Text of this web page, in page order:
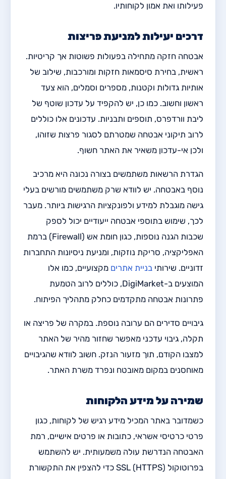
פעילותו ואת אמון לקוחותיו.
דרכים יעילות למניעת פריצות
אבטחה חזקה מתחילה בפעולות פשוטות אך קריטיות.
ראשית, בחירת סיסמאות חזקות ומורכבות, שילוב של
אותיות גדולות וקטנות, מספרים וסמלים, הוא צעד
ראשון וחשוב. כמו כן, יש להקפיד על עדכון שוטף של
ליבת וורדפרס, תוספים ותבניות. עדכונים אלו כוללים
לרוב תיקוני אבטחה שמטרתם לסגור פרצות שזוהו,
ולכן אי-עדכון משאיר את האתר חשוף.
הגדרת הרשאות משתמשים בצורה נכונה היא מרכיב
נוסף באבטחה. יש לוודא שרק משתמשים מורשים בעלי
גישה מוגבלת למידע ולפונקציות הרגישות ביותר. מעבר
לכך, שימוש בתוספי אבטחה ייעודיים יכול לספק
שכבות הגנה נוספות, כגון חומת אש (Firewall) ברמת
האפליקציה, סריקת נוזקות, ומניעת ניסיונות התחברות
זדוניים. שירותי בניית אתרים מקצועיים, כמו אלו
המוצעים ב-DigiMarket, כוללים לרוב הטמעת
פתרונות אבטחה מתקדמים כחלק מתהליך הפיתוח.
גיבויים סדירים הם ערובה נוספת. במקרה של פריצה או
תקלה, גיבוי עדכני מאפשר שחזור מהיר של האתר
למצבו הקודם, תוך מזעור הנזק. חשוב לוודא שהגיבויים
מאוחסנים במקום מאובטח ונפרד משרת האתר.
שמירה על מידע הלקוחות
כשמדובר באתר המכיל מידע רגיש של לקוחות, כגון
פרטי כרטיסי אשראי, כתובות או פרטים אישיים, רמת
האבטחה הנדרשת עולה משמעותית. יש להשתמש
בפרוטוקול SSL (HTTPS) כדי להצפין את התקשורת